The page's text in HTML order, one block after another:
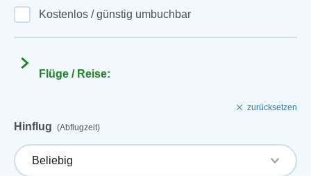
Kostenlos / günstig umbuchbar
Flüge / Reise:
zurücksetzen
Hinflug (Abflugzeit)